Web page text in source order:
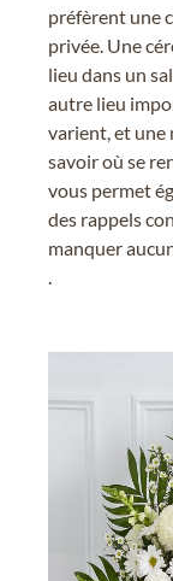
préfèrent une
privée. Une
lieu dans un
autre lieu
varient, et une
savoir où se
vous permet
des rappels
manquer